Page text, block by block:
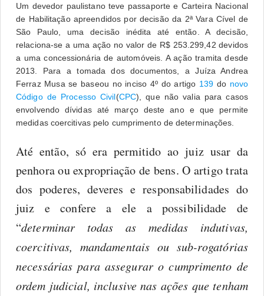
Um devedor paulistano teve passaporte e Carteira Nacional
de Habilitação apreendidos por decisão da 2ª Vara Cível de
São Paulo, uma decisão inédita até então. A decisão,
relaciona-se a uma ação no valor de R$ 253.299,42 devidos
a uma concessionária de automóveis. A ação tramita desde
2013. Para a tomada dos documentos, a Juíza Andrea
Ferraz Musa se baseou no inciso 4º do artigo 139 do novo
Código de Processo Civil(CPC), que não valia para casos
envolvendo dívidas até março deste ano e que permite
medidas coercitivas pelo cumprimento de determinações.
Até então, só era permitido ao juiz usar da
penhora ou expropriação de bens. O artigo trata
dos poderes, deveres e responsabilidades do
juiz e confere a ele a possibilidade de
“determinar todas as medidas indutivas,
coercitivas, mandamentais ou sub-rogatórias
necessárias para assegurar o cumprimento de
ordem judicial, inclusive nas ações que tenham